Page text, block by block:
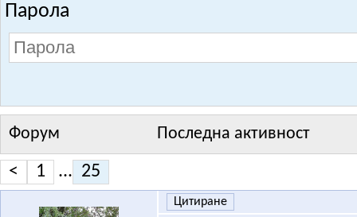
Парола
Форум Последна активност
< 1 ... 25
Цитиране